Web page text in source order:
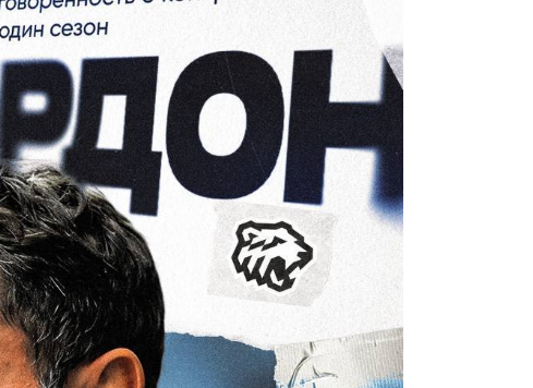
выбор редакции
25 лучших волейболисток в
истории России:
Артамонова-Эстес –
первая, Гамова – только
шестая